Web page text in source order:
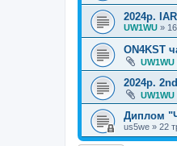
2024р.
UW1WU »
ON4KST
UW1WU
2024р.
UW1WU
Диплом
us5we » 22